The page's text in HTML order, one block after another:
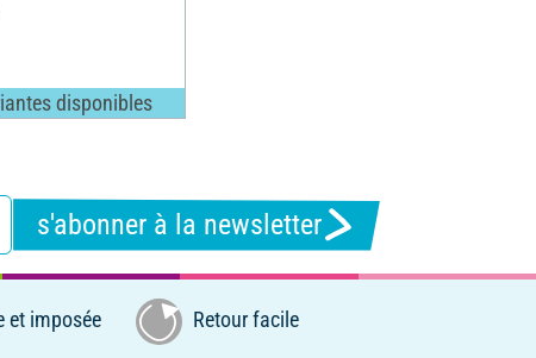
disponibles
s'abonner à la newsletter
et imposée Retour facile